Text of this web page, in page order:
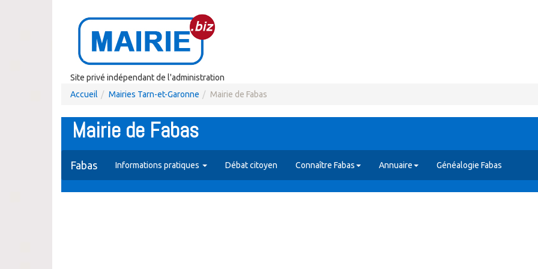
Site privé indépendant de l'administration
Accueil
Mairies Tarn-et-Garonne Mairie de Fabas
Mairie de Fabas
Fabas Informations pratiques Débat citoyen Connaître Fabas Annuaire Généalogie Fabas